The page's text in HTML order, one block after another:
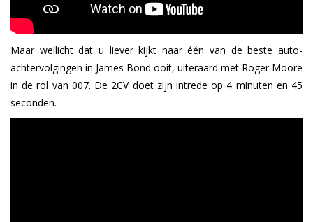
Maar wellicht dat u liever kijkt naar één van de beste auto-
achtervolgingen in James Bond ooit, uiteraard met Roger Moore
in de rol van 007. De 2CV doet zijn intrede op 4 minuten en 45
seconden.